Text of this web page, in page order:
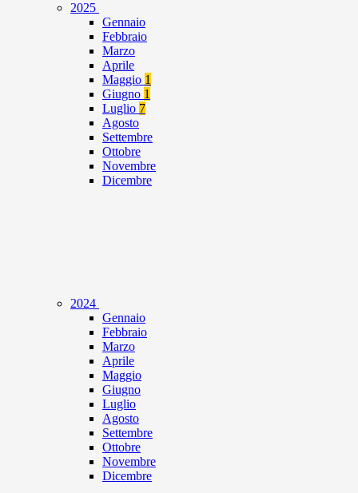
2025
Gennaio
Febbraio
Marzo
Aprile
Maggio 1
Giugno 1
Luglio 7
Agosto
Settembre
Ottobre
Novembre
Dicembre
2024
Gennaio
Febbraio
Marzo
Aprile
Maggio
Giugno
Luglio
Agosto
Settembre
Ottobre
Novembre
Dicembre